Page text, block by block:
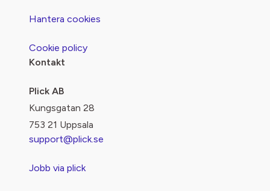
Hantera cookies
Cookie policy
Kontakt
Plick AB
Kungsgatan 28
753 21 Uppsala
support@plick.se
Jobb via plick